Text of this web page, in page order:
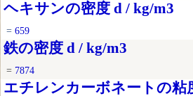
ヘキサンの密度 d / kg/m3
= 659
鉄の密度 d / kg/m3
= 7874
エチレンカーボネートの粘